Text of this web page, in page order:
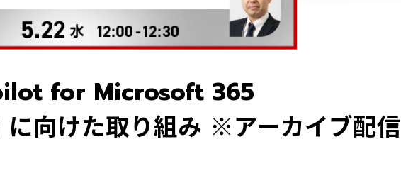
for Microsoft 365
に向けた取り組み ※アーカイブ配信